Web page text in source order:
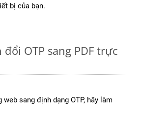
bị của bạn.
OTP sang PDF trực
sang định dạng OTP, hãy làm